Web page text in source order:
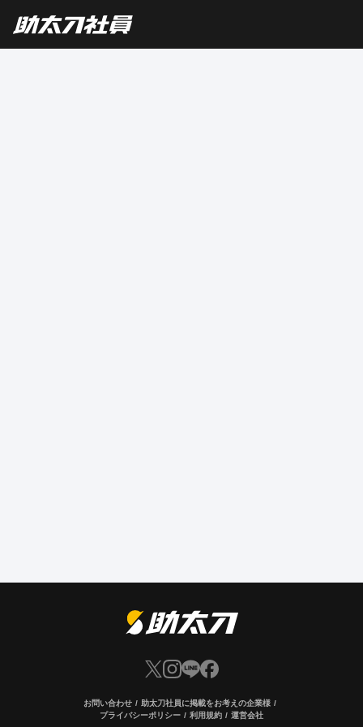
お問い合わせ
助太刀社員に掲載をお考えの企業様
プライバシーポリシー
利用規約 運営会社